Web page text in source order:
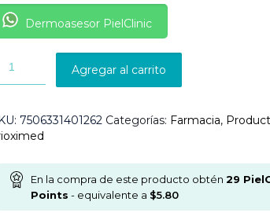
Dermoasesor PielClinic
Agregar al carrito
7506331401262 Categorías: Farmacia,
En la compra de este producto obtén 29
Points - equivalente a $5.80